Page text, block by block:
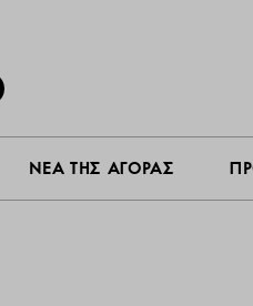
ΝΕΑ ΤΗΣ ΑΓΟΡΑΣ